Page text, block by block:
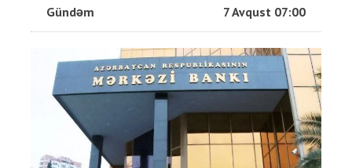
Gündəm 7 Avqust 07:00